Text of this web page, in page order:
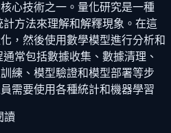
心技術之一。量化研究是一種
方法來理解和解釋現象。在這
，然後使用數學模型進行分析和
常包括數據收集、數據清理、
練、模型驗證和模型部署等步
需要使用各種統計和機器學習
讀